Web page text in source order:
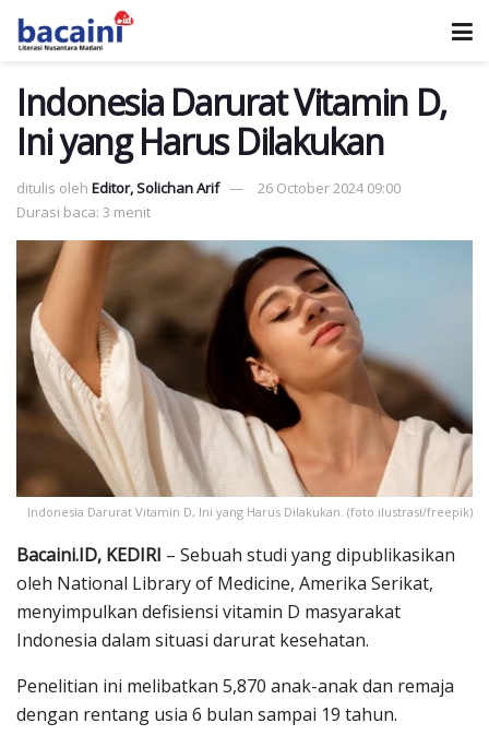
Indonesia Darurat Vitamin D,
Ini yang Harus Dilakukan
ditulis oleh Editor, Solichan Arif
26 October 2024 09:00
Durasi baca: 3 menit
Indonesia Darurat Vitamin D, Ini yang Harus Dilakukan. (foto ilustrasi/freepik)
Bacaini.ID, KEDIRI – Sebuah studi yang dipublikasikan
oleh National Library of Medicine, Amerika Serikat,
menyimpulkan defisiensi vitamin D masyarakat
Indonesia dalam situasi darurat kesehatan.
Penelitian ini melibatkan 5,870 anak-anak dan remaja
dengan rentang usia 6 bulan sampai 19 tahun.